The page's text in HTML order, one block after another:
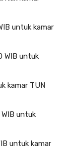
untuk kamar
WIB untuk
kamar TUN
untuk
untuk kamar